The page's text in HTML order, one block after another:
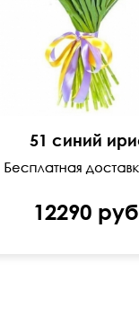
51 синий
12290